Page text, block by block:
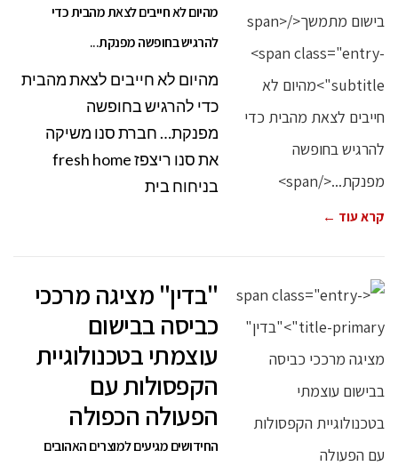
מהיום לא חייבים לצאת מהבית כדי
להרגיש בחופשה מפנקת...
מהיום לא חייבים לצאת מהבית
כדי להרגיש בחופשה
מפנקת… חברת סנו משיקה
את סנו ריצפז fresh home
בניחוח בית
קרא עוד ←
"בדין" מציגה מרככי
כביסה בבישום
עוצמתי בטכנולוגיית
הקפסולות עם
הפעולה הכפולה
החידושים מגיעים למוצרים האהובים